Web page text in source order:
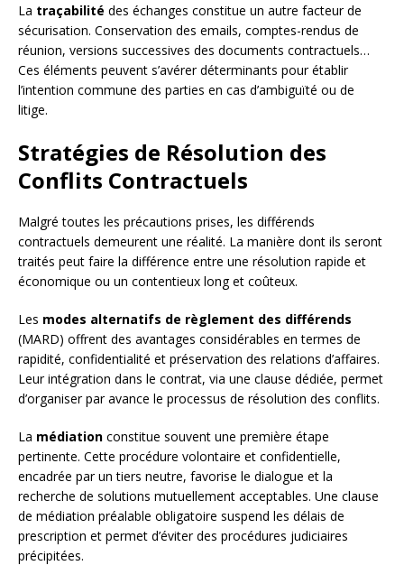
La traçabilité des échanges constitue un autre facteur de
sécurisation. Conservation des emails, comptes-rendus de
réunion, versions successives des documents contractuels…
Ces éléments peuvent s’avérer déterminants pour établir
l’intention commune des parties en cas d’ambiguïté ou de
litige.
Stratégies de Résolution des
Conflits Contractuels
Malgré toutes les précautions prises, les différends
contractuels demeurent une réalité. La manière dont ils seront
traités peut faire la différence entre une résolution rapide et
économique ou un contentieux long et coûteux.
Les modes alternatifs de règlement des différends
(MARD) offrent des avantages considérables en termes de
rapidité, confidentialité et préservation des relations d’affaires.
Leur intégration dans le contrat, via une clause dédiée, permet
d’organiser par avance le processus de résolution des conflits.
La médiation constitue souvent une première étape
pertinente. Cette procédure volontaire et confidentielle,
encadrée par un tiers neutre, favorise le dialogue et la
recherche de solutions mutuellement acceptables. Une clause
de médiation préalable obligatoire suspend les délais de
prescription et permet d’éviter des procédures judiciaires
précipitées.